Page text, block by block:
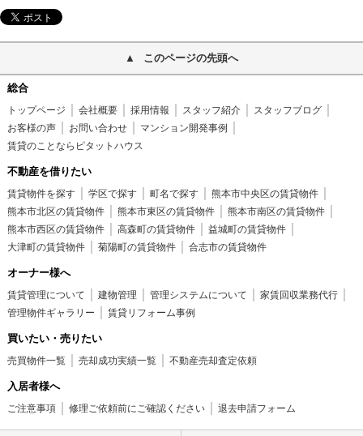
このページの先頭へ
総合
トップページ 会社概要 採用情報 スタッフ紹介
スタッフブログ
お客様の声
お問い合わせ
マンション開発事例
賃貸のことならピタットハウス
不動産を借りたい
賃貸物件を探す 学区で探す 町名で探す
熊本市中央区の賃貸物件
熊本市北区の賃貸物件
熊本市東区の賃貸物件
熊本市南区の賃貸物件
熊本市西区の賃貸物件
高森町の賃貸物件
益城町の賃貸物件
大津町の賃貸物件
菊陽町の賃貸物件 合志市の賃貸物件
オーナー様へ
賃貸管理について 建物管理 管理システムについて
家賃回収業務代行
管理物件ギャラリー
賃貸リフォーム事例
買いたい・売りたい
売買物件一覧 売却成功実績一覧 不動産売却査定依頼
入居者様へ
ご注意事項 修理ご依頼前にご確認ください 退去申請フォーム